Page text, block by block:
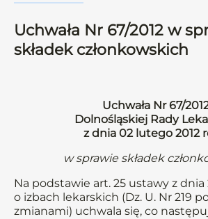
Uchwała Nr 67/2012 w
składek członkowskich
Uchwała Nr 67/
Dolnośląskiej Rady
z dnia 02 lutego 2012
w sprawie składek
Na podstawie art. 25 ustawy z
o izbach lekarskich (Dz. U. Nr 219
zmianami) uchwala się, co